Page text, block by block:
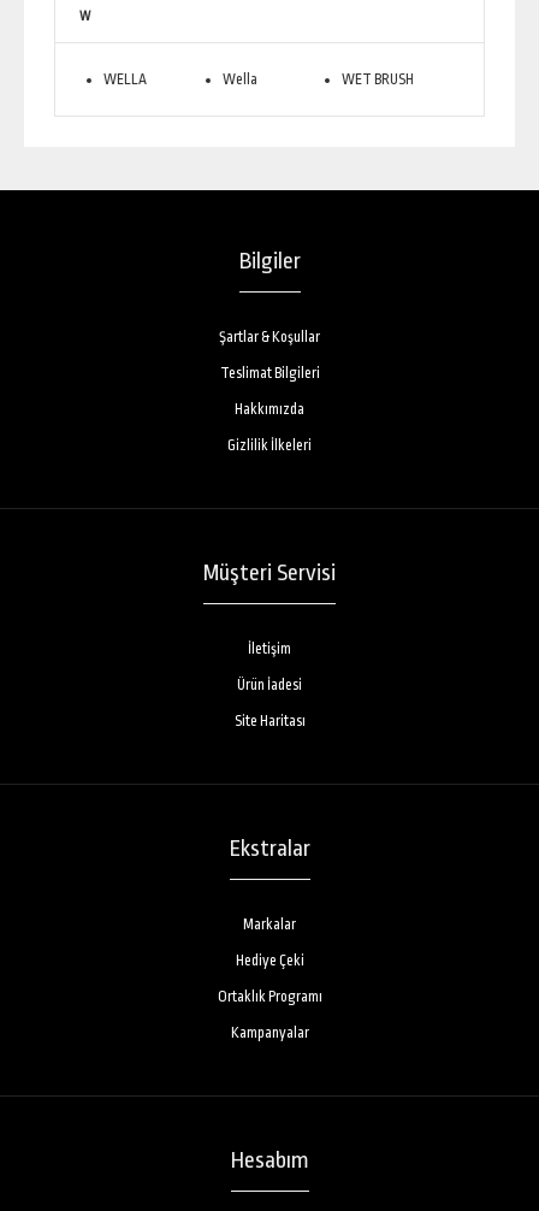
W
WELLA Wella WET BRUSH
Bilgiler
Şartlar & Koşullar
Teslimat Bilgileri
Hakkımızda
Gizlilik İlkeleri
Müşteri Servisi
İletişim
Ürün İadesi
Site Haritası
Ekstralar
Markalar
Hediye Çeki
Ortaklık Programı
Kampanyalar
Hesabım